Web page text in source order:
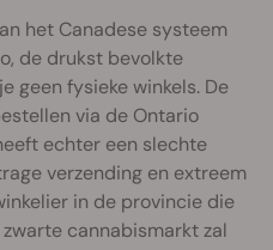
het Canadese systeem
de drukst bevolkte
geen fysieke winkels. De
via de Ontario
echter een slechte
verzending en extreem
in de provincie die
cannabismarkt zal